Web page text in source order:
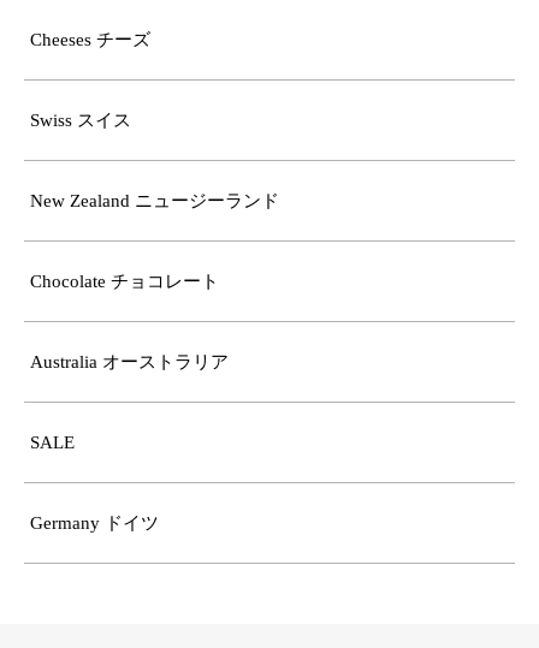
Cheeses チーズ
Swiss スイス
New Zealand ニュージーランド
Chocolate チョコレート
Australia オーストラリア
SALE
Germany ドイツ